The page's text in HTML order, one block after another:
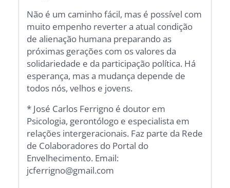
Não é um caminho fácil, mas é possível com
muito empenho reverter a atual condição
de alienação humana preparando as
próximas gerações com os valores da
solidariedade e da participação política. Há
esperança, mas a mudança depende de
todos nós, velhos e jovens.
* José Carlos Ferrigno é doutor em
Psicologia, gerontólogo e especialista em
relações intergeracionais. Faz parte da Rede
de Colaboradores do Portal do
Envelhecimento. Email:
jcferrigno@gmail.com